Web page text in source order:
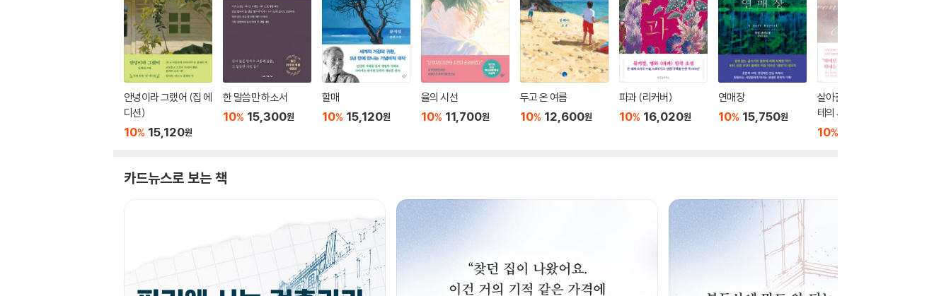
안녕이라 그랬어 (집 에
디션)
10% 15,120원
한 말씀만 하소서
10% 15,300원
할매
10% 15,120원
율의 시선
10% 11,700원
두고 온 여름
10% 12,600원
파과 (리커버)
10% 16,020원
연매장
10% 15,750원
살아갈 날들을 위한 괴
테의 시
10%
카드뉴스로 보는 책